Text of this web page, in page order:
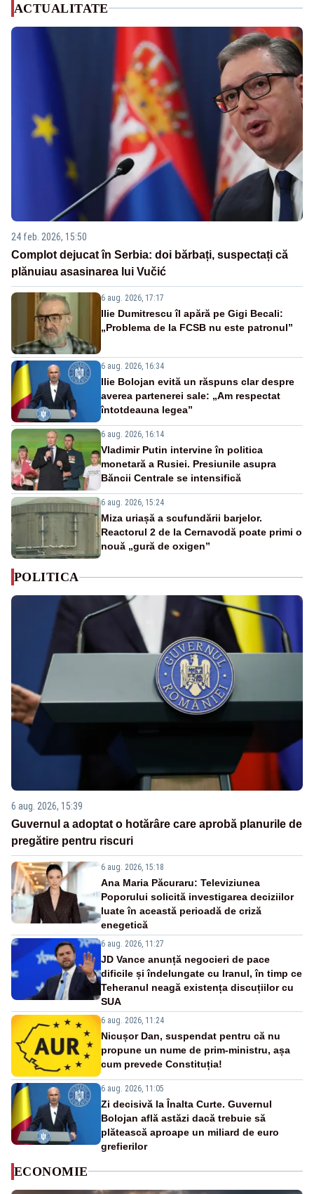
ACTUALITATE
24 feb. 2026, 15:50
Complot dejucat în Serbia: doi bărbați, suspectați că
plănuiau asasinarea lui Vučić
6 aug. 2026, 17:17
Ilie Dumitrescu îl apără pe Gigi Becali:
„Problema de la FCSB nu este patronul”
6 aug. 2026, 16:34
Ilie Bolojan evită un răspuns clar despre
averea partenerei sale: „Am respectat
întotdeauna legea”
6 aug. 2026, 16:14
Vladimir Putin intervine în politica
monetară a Rusiei. Presiunile asupra
Băncii Centrale se intensifică
6 aug. 2026, 15:24
Miza uriașă a scufundării barjelor.
Reactorul 2 de la Cernavodă poate primi o
nouă „gură de oxigen”
POLITICA
6 aug. 2026, 15:39
Guvernul a adoptat o hotărâre care aprobă planurile de
pregătire pentru riscuri
6 aug. 2026, 15:18
Ana Maria Păcuraru: Televiziunea
Poporului solicită investigarea deciziilor
luate în această perioadă de criză
enegetică
6 aug. 2026, 11:27
JD Vance anunță negocieri de pace
dificile și îndelungate cu Iranul, în timp ce
Teheranul neagă existența discuțiilor cu
SUA
6 aug. 2026, 11:24
Nicușor Dan, suspendat pentru că nu
propune un nume de prim-ministru, așa
cum prevede Constituția!
6 aug. 2026, 11:05
Zi decisivă la Înalta Curte. Guvernul
Bolojan află astăzi dacă trebuie să
plătească aproape un miliard de euro
grefierilor
ECONOMIE